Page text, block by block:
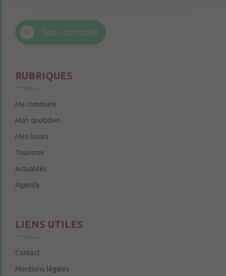
Nous contacter
RUBRIQUES
Ma commune
Mon quotidien
Mes loisirs
Tourisme
Actualités
Agenda
LIENS UTILES
Contact
Mentions légales